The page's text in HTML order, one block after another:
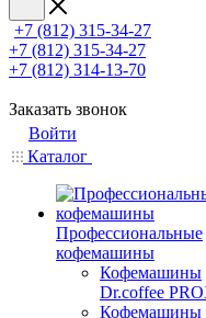
+7 (812) 315-34-27
+7 (812) 315-34-27
+7 (812) 314-13-70
Заказать звонок
Войти
Каталог
Профессиональные
кофемашины
Кофемашины
Dr.coffee
Кофемашины